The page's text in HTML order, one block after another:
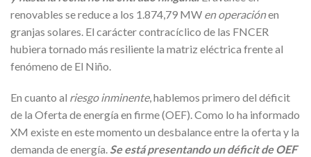
renovables se reduce a los 1.874,79 MW en operaciónen
granjas solares. El carácter contracíclico de las FNCER
hubiera tornado más resiliente la matriz eléctrica frente al
fenómeno de El Niño.
En cuanto al riesgo inminente, hablemos primero del déficit
de la Oferta de energía en firme (OEF). Como lo ha informado
XM existe en este momento un desbalance entre la oferta y la
demanda de energía. Se está presentando un déficit deOEF